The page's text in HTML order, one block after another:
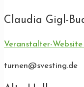
Claudia Gigl-
Veranstalter-Website
turnen@svesting.de